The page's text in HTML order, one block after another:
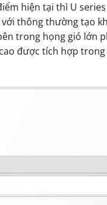
hiện tại thì U
thông thường tạo
trong họng gió lớn
được tích hợp trong